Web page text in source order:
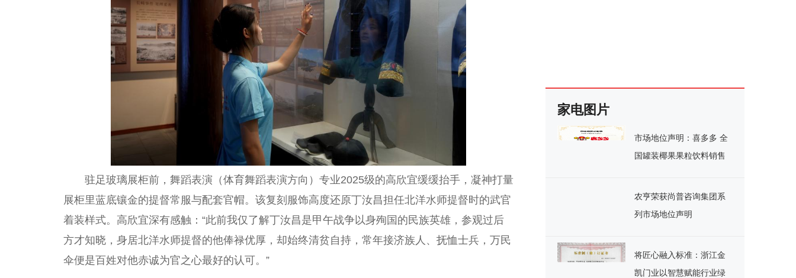
驻足玻璃展柜前，舞蹈表演（体育舞蹈表演方向）专业2025级的高欣宜缓缓抬手，凝神打量
展柜里蓝底镶金的提督常服与配套官帽。该复刻 服饰高度还原丁汝昌担任北洋水师提督时的武官
着装样式。高欣宜深有感触：“此前我仅了解丁汝昌是甲午战争以身殉国的民族英雄，参观过后
方才知晓，身居北洋水师提督的他俸禄优厚，却始终清贫自持，常年接济族人、抚恤士兵，万民
伞便是百姓对他赤诚为官之心最好的认可。”
家电图片
市场地位声明：喜多多 全
国罐装椰果果粒饮料销售
农亨荣获尚普咨询集团系
列市场地位声明
将匠心融入标准：浙江金
凯门业以智慧赋能行业绿